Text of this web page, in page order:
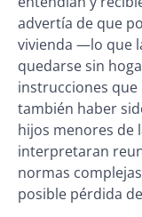
advertía de que
vivienda —lo que
quedarse sin
instrucciones
también haber
hijos menores de
interpretaran
normas
posible pérdida